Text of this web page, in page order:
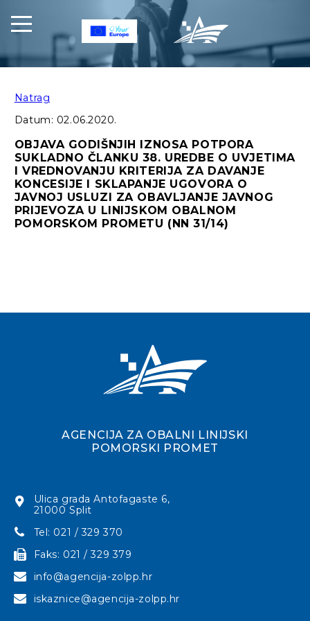
Natrag
Datum: 02.06.2020.
OBJAVA GODIŠNJIH IZNOSA POTPORA
SUKLADNO ČLANKU 38. UREDBE O UVJETIMA
I VREDNOVANJU KRITERIJA ZA DAVANJE
KONCESIJE I SKLAPANJE UGOVORA O
JAVNOJ USLUZI ZA OBAVLJANJE JAVNOG
PRIJEVOZA U LINIJSKOM OBALNOM
POMORSKOM PROMETU (NN 31/14)
AGENCIJA ZA OBALNI LINIJSKI
POMORSKI PROMET
Ulica grada Antofagaste 6,
21000 Split
Tel: 021 / 329 370
Faks: 021 / 329 379
info@agencija-zolpp.hr
iskaznice@agencija-zolpp.hr